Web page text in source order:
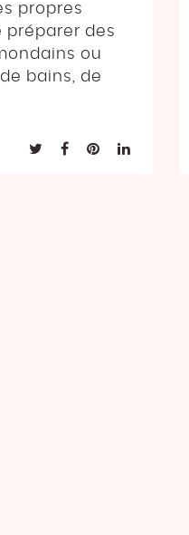
propres
préparer des
ou
bains, de